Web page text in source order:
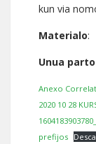
kun via
Materialo:
Unua
Anexo
2020 10 28
prefijos